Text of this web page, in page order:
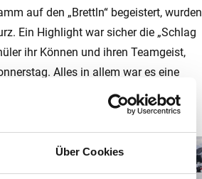
Über Cookies
auf den „Brettln“ begeistert, wurden
Ein Highlight war sicher die „Schlag
ihr Können und ihren Teamgeist,
Alles in allem war es eine